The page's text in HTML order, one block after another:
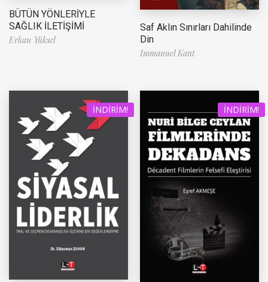
BÜTÜN YÖNLERİYLE
SAĞLIK İLETİŞİMİ
Erkan Yüksel
Saf Aklın Sınırları Dahilinde
Din
Immanuel Kant
İNDIRIM! İNDIRIM!